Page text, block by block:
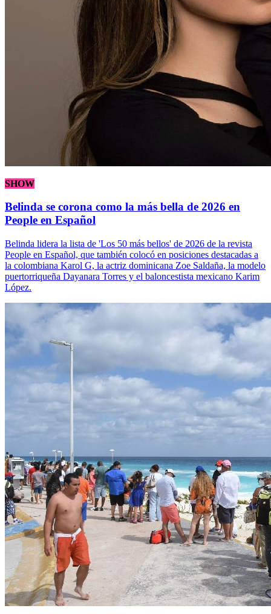
SHOW
Belinda se corona como la más bella de 2026 en
People en Español
Belinda lidera la lista de 'Los 50 más bellos' de 2026 de la revista
People en Español, que también colocó en posiciones destacadas a
la colombiana Karol G, la actriz dominicana Zoe Saldaña, la modelo
puertorriqueña Dayanara Torres y el baloncestista mexicano Karim
López.